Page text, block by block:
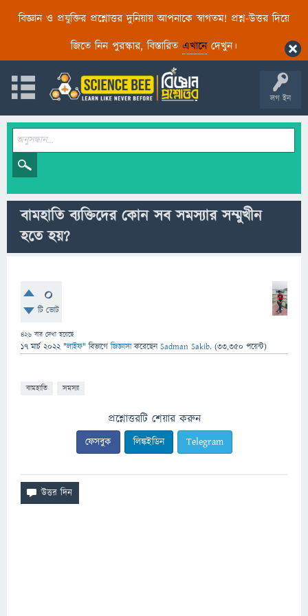
বিজ্ঞান ও প্রযুক্তির প্রশ্নোত্তর দুনিয়ায় আপনাকে স্বাগতম! প্রশ্ন-উত্তর দিয়ে
জিতে নিন পুরস্কার, বিস্তারিত এখানেদেখুন।
লগ ইন
বামহাতি ব্যক্তিদের কোন সব সমস্যার সম্মুখীন
হতে হয়?
0
টি ভোট
426 বার দেখা হয়েছে
17 মার্চ 2022 "লাইফ" বিভাগে জিজ্ঞাসাকরেছেনSadman Sakib. (33,350 পয়েন্ট)
বামহাতি সমস্যা
প্রশ্নোত্তরটি শেয়ার করুন
ফেসবুক লিঙ্কইডিন Telegram